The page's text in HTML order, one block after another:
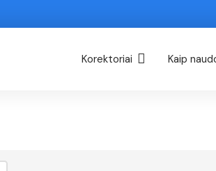
Korektoriai Kaip